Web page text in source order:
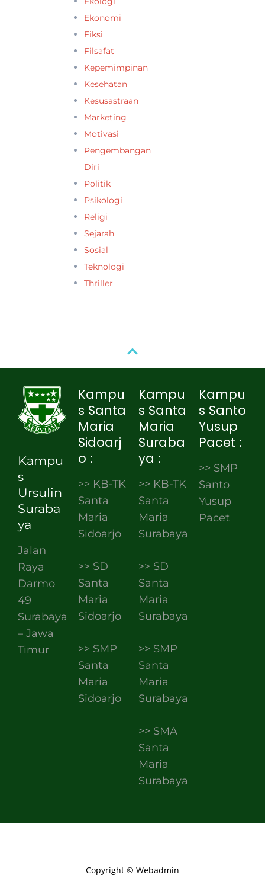
Ekonomi
Fiksi
Filsafat
Kepemimpinan
Kesehatan
Kesusastraan
Marketing
Motivasi
Pengembangan
Diri
Politik
Psikologi
Religi
Sejarah
Sosial
Teknologi
Thriller
Kampu
s
Ursulin
Suraba
ya
Jalan
Raya
Darmo
49
Surabaya
– Jawa
Timur
Kampu
s Santa
Maria
Sidoarj
o :
>> KB-TK
Santa
Maria
Sidoarjo
>> SD
Santa
Maria
Sidoarjo
>> SMP
Santa
Maria
Sidoarjo
Kampu
s Santa
Maria
Suraba
ya :
>> KB-TK
Santa
Maria
Surabaya
>> SD
Santa
Maria
Surabaya
>> SMP
Santa
Maria
Surabaya
>> SMA
Santa
Maria
Surabaya
Kampu
s Santo
Yusup
Pacet :
>> SMP
Santo
Yusup
Pacet
Copyright © Webadmin